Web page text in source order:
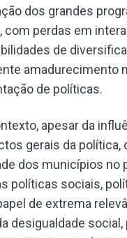
dos grandes
com perdas em
de
amadurecimento
de políticas.
apesar da
gerais da política,
dos municípios no
políticas sociais,
de extrema
desigualdade social,